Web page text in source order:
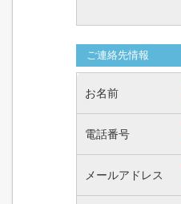
ご連絡先情報
お名前
電話番号
メールアドレス